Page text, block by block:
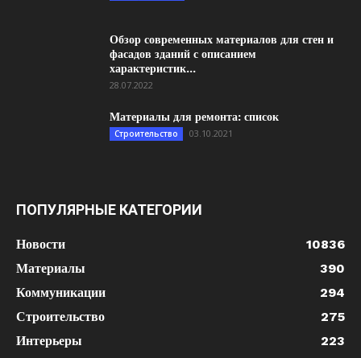
Обзор современных материалов для стен и
фасадов зданий с описанием
характеристик...
28.07.2022
Материалы для ремонта: список
Строительство 03.10.2021
ПОПУЛЯРНЫЕ КАТЕГОРИИ
Новости
10836
Материалы
390
Коммуникации
294
Строительство
275
Интерьеры
223